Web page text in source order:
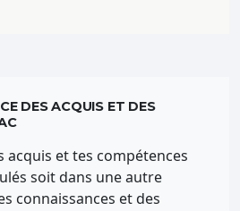
DES ACQUIS ET DES
acquis et tes compétences
soit dans une autre
connaissances et des